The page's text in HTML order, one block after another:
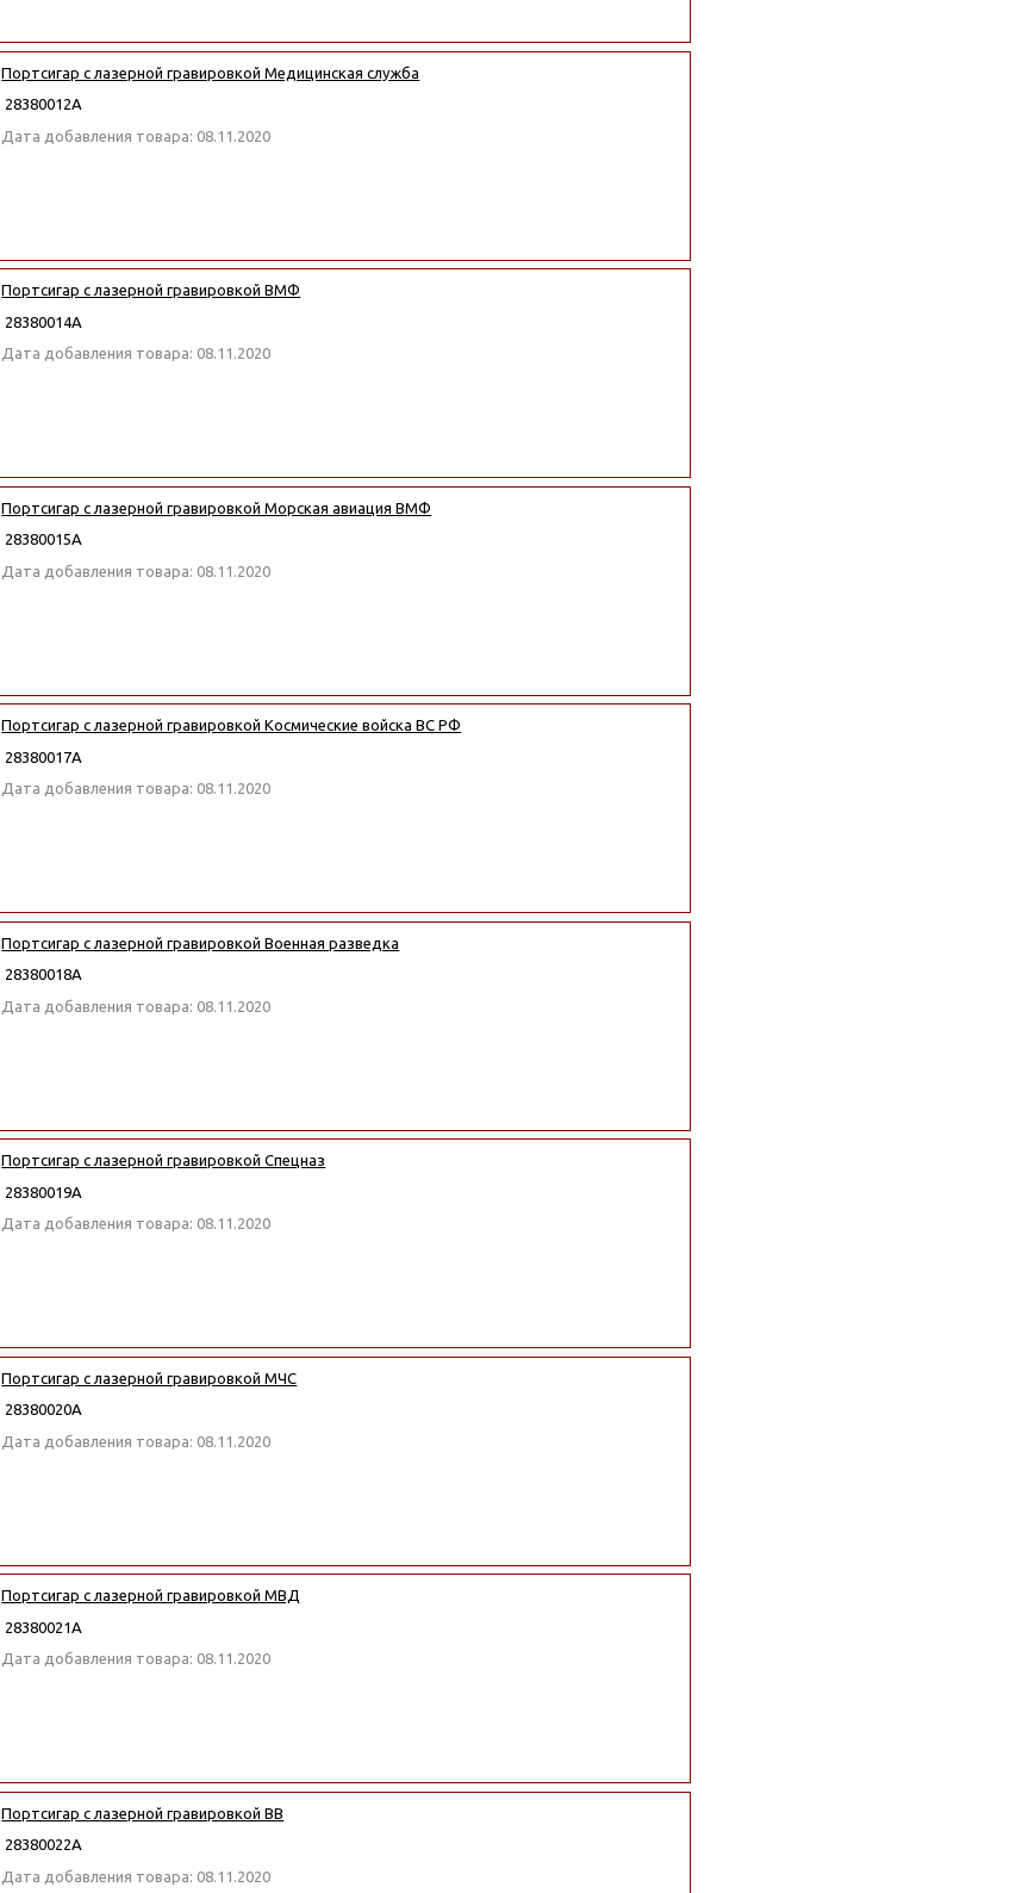
Портсигар с лазерной гравировкой Медицинская служба
28380012А
Дата добавления товара: 08.11.2020
Портсигар с лазерной гравировкой ВМФ
28380014А
Дата добавления товара: 08.11.2020
Портсигар с лазерной гравировкой Морская авиация ВМФ
28380015А
Дата добавления товара: 08.11.2020
Портсигар с лазерной гравировкой Космические войска ВС РФ
28380017А
Дата добавления товара: 08.11.2020
Портсигар с лазерной гравировкой Военная разведка
28380018А
Дата добавления товара: 08.11.2020
Портсигар с лазерной гравировкой Спецназ
28380019А
Дата добавления товара: 08.11.2020
Портсигар с лазерной гравировкой МЧС
28380020А
Дата добавления товара: 08.11.2020
Портсигар с лазерной гравировкой МВД
28380021А
Дата добавления товара: 08.11.2020
Портсигар с лазерной гравировкой ВВ
28380022А
Дата добавления товара: 08.11.2020